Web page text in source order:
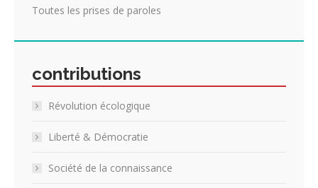
Toutes les prises de paroles
contributions
Révolution écologique
Liberté & Démocratie
Société de la connaissance